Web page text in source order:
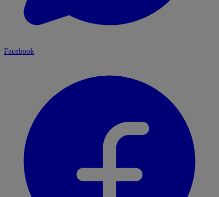
Facebook